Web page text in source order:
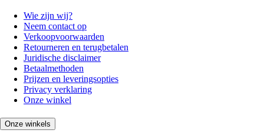
Wie zijn wij?
Neem contact op
Verkoopvoorwaarden
Retourneren en terugbetalen
Juridische disclaimer
Betaalmethoden
Prijzen en leveringsopties
Privacy verklaring
Onze winkel
Onze winkels